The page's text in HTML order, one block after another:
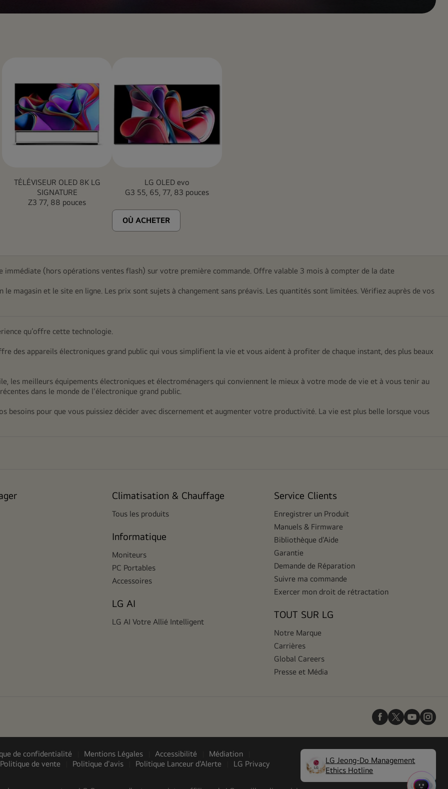
TÉLÉVISEUR OLED 8K LG
SIGNATURE
Z3 77, 88 pouces
LG OLED evo
G3 55, 65, 77, 83 pouces
OÙ ACHETER
immédiate (hors opérations ventes flash) sur votre première commande. Offre valable 3 mois à compter de la date
magasin et le site en ligne. Les prix sont sujets à changement sans préavis. Les quantités sont limitées. Vérifiez auprès de vos
qu’offre cette technologie.
des appareils électroniques grand public qui vous simplifient la vie et vous aident à profiter de chaque instant, des plus beaux
les meilleurs équipements électroniques et électroménagers qui conviennent le mieux à votre mode de vie et à vous tenir au
dans le monde de l'électronique grand public.
besoins pour que vous puissiez décider avec discernement et augmenter votre productivité. La vie est plus belle lorsque vous
Climatisation & Chauffage
Tous les produits
Informatique
Moniteurs
PC Portables
Accessoires
LG AI
LG AI Votre Allié Intelligent
Service Clients
Enregistrer un Produit
Manuels & Firmware
Bibliothèque d'Aide
Garantie
Demande de Réparation
Suivre ma commande
Exercer mon droit de rétractation
TOUT SUR LG
Notre Marque
Carrières
Global Careers
Presse et Média
de confidentialité Mentions Légales Accessibilité
Médiation
Politique de vente Politique d'avis Politique Lanceur d'Alerte
LG Privacy
LG Jeong-Do Management
Ethics Hotline